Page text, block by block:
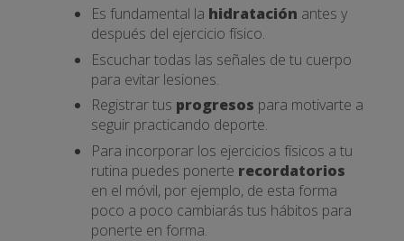
Es fundamental la hidratación antes y
después del ejercicio físico.
Escuchar todas las señales de tu cuerpo
para evitar lesiones.
Registrar tus progresos para motivarte a
seguir practicando deporte.
Para incorporar los ejercicios físicos a tu
rutina puedes ponerte recordatorios
en el móvil, por ejemplo, de esta forma
poco a poco cambiarás tus hábitos para
ponerte en forma.